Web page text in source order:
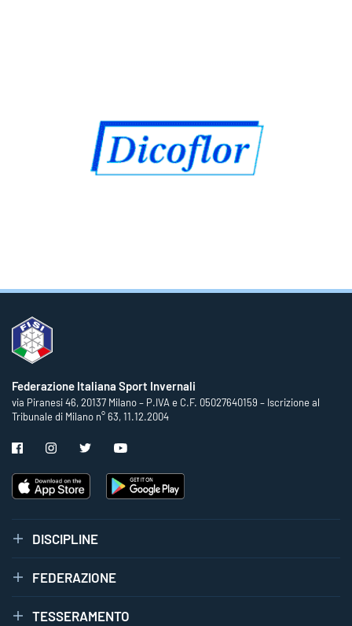
Federazione Italiana Sport Invernali
via Piranesi 46, 20137 Milano – P.IVA e C.F. 05027640159 – Iscrizione al
Tribunale di Milano n° 63, 11.12.2004
DISCIPLINE
FEDERAZIONE
TESSERAMENTO